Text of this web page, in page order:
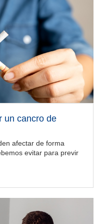
un cancro de
afectar de forma
evitar para previr